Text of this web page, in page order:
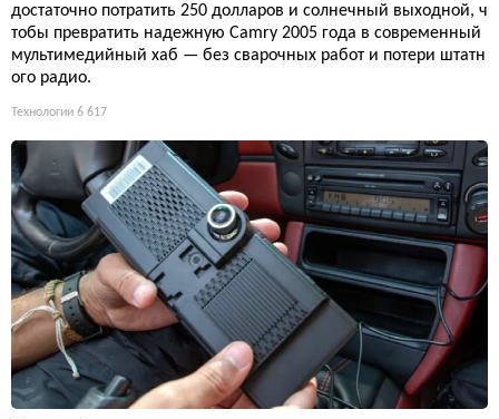
достаточно потратить 250 долларов и солнечный выходной, ч
тобы превратить надежную Camry 2005 года в современный
мультимедийный хаб — без сварочных работ и потери штатн
ого радио.
Технологии 6 617